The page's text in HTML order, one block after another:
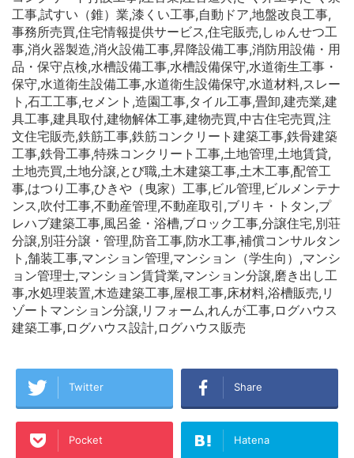
工事,試すい（錐）業,漆くい工事,自動ドア,地盤改良工事,
事務所売買,住宅情報提供サービス,住宅販売,しゅんせつ工
事,消火器製造,消火設備工事,昇降設備工事,消防用設備・用
品・保守点検,水槽設備工事,水槽設備保守,水道衛生工事・
保守,水道衛生設備工事,水道衛生設備保守,水道材料,スレー
ト,石工工事,セメント,造園工事,タイル工事,畳卸,建売業,建
具工事,建具取付,建物解体工事,建物売買,中古住宅売買,注
文住宅販売,鉄筋工事,鉄筋コンクリート建築工事,鉄骨建築
工事,鉄骨工事,特殊コンクリート工事,土地管理,土地賃貸,
土地売買,土地分譲,とび職,土木建築工事,土木工事,配管工
事,はつり工事,ひきや（曳家）工事,ビル管理,ビルメンテナ
ンス,吹付工事,不動産管理,不動産取引,ブリキ・トタン,プ
レハブ建築工事,風呂釜・浴槽,ブロック工事,分譲住宅,別荘
分譲,別荘分譲・管理,防音工事,防水工事,補償コンサルタン
ト,舗装工事,マンション管理,マンション（学生向）,マンシ
ョン管理士,マンション賃貸業,マンション分譲,磨き出し工
事,水処理装置,木造建築工事,屋根工事,床材料,浴槽販売,リ
ゾートマンション分譲,リフォーム,れんが工事,ログハウス
建築工事,ログハウス設計,ログハウス販売
Twitter Share
Pocket Hatena